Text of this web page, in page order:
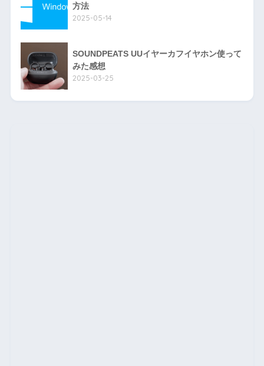
方法
2025-05-14
SOUNDPEATS UUイヤーカフイヤホン使って
みた感想
2025-03-25